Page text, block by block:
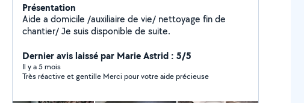
Présentation
Aide a domicile /auxiliaire de vie/ nettoyage fin de
chantier/ Je suis disponible de suite.
Dernier avis laissé par Marie Astrid : 5/5
Il y a 5 mois
Très réactive et gentille Merci pour votre aide précieuse